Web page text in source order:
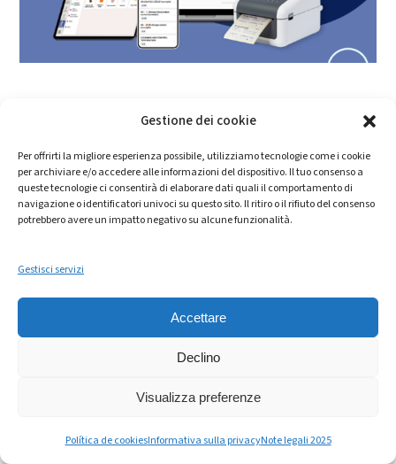
Gestione dei cookie
Per offrirti la migliore esperienza possibile, utilizziamo tecnologie come i cookie
per archiviare e/o accedere alle informazioni del dispositivo. Il tuo consenso a
queste tecnologie ci consentirà di elaborare dati quali il comportamento di
navigazione o identificatori univoci su questo sito. Il ritiro o il rifiuto del consenso
potrebbero avere un impatto negativo su alcune funzionalità.
Gestisci servizi
Accettare
Declino
Visualizza preferenze
Política de cookiesInformativa sulla privacyNote legali 2025
🧢Andy: la soluzione
digitale per ridurre lo
spreco alimentare nel
foodservice
Mentre normative come laLegge Gaddain Italia
Agenda 2030 ONUfissano obiettivi chiari per
ridurre lo spreco alimentare (reduce food
del foodservice ètrasformare questi obblighi